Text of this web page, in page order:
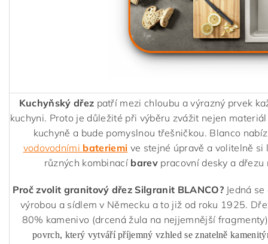
Kuchyňský dřez patří mezi chloubu a výrazný prvek
kuchyni. Proto je důležité při výběru zvážit nejen
kuchyně a bude pomyslnou třešničkou. Blanco
vodovodními bateriemi ve stejné úpravě a volitelně
různých kombinací barev pracovní desky a dřezu
Proč zvolit granitový dřez Silgranit BLANCO? Jedná
výrobou a sídlem v Německu a to již od roku 1925.
80% kamenivo (drcená žula na nejjemnější
povrch, který vytváří příjemný vzhled se znatelně